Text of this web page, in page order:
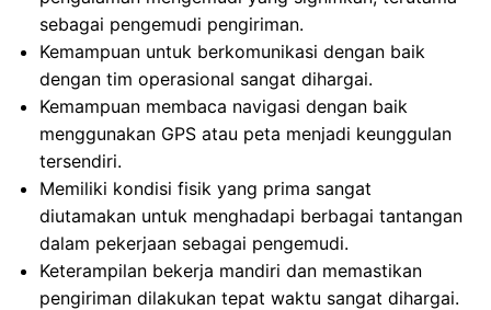
sebagai pengemudi pengiriman.
Kemampuan untuk berkomunikasi dengan baik
dengan tim operasional sangat dihargai.
Kemampuan membaca navigasi dengan baik
menggunakan GPS atau peta menjadi keunggulan
tersendiri.
Memiliki kondisi fisik yang prima sangat
diutamakan untuk menghadapi berbagai tantangan
dalam pekerjaan sebagai pengemudi.
Keterampilan bekerja mandiri dan memastikan
pengiriman dilakukan tepat waktu sangat dihargai.